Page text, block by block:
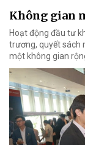
Không gian
Hoạt động đầu tư
trương, quyết sách
một không gian